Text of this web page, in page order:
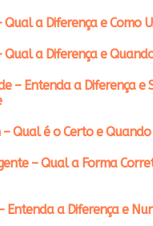
a Diferença e Como
Qual a Diferença e
– Entenda a Diferença e
Qual é o Certo e Quando
– Qual a Forma
Entenda a Diferença e